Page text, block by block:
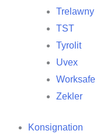
Trelawny
TST
Tyrolit
Uvex
Worksafe
Zekler
Konsignation